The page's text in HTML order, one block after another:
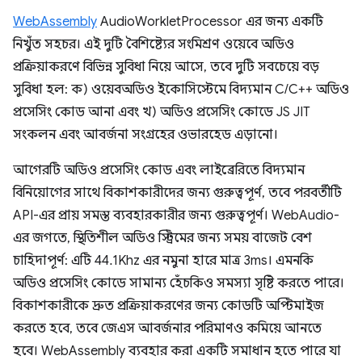
WebAssembly AudioWorkletProcessor এর জন্য একটি
নিখুঁত সহচর। এই দুটি বৈশিষ্ট্যের সংমিশ্রণ ওয়েবে অডিও
প্রক্রিয়াকরণে বিভিন্ন সুবিধা নিয়ে আসে, তবে দুটি সবচেয়ে বড়
সুবিধা হল: ক) ওয়েবঅডিও ইকোসিস্টেমে বিদ্যমান C/C++ অডিও
প্রসেসিং কোড আনা এবং খ) অডিও প্রসেসিং কোডে JS JIT
সংকলন এবং আবর্জনা সংগ্রহের ওভারহেড এড়ানো।
আগেরটি অডিও প্রসেসিং কোড এবং লাইব্রেরিতে বিদ্যমান
বিনিয়োগের সাথে বিকাশকারীদের জন্য গুরুত্বপূর্ণ, তবে পরবর্তীটি
API-এর প্রায় সমস্ত ব্যবহারকারীর জন্য গুরুত্বপূর্ণ। WebAudio-
এর জগতে, স্থিতিশীল অডিও স্ট্রিমের জন্য সময় বাজেট বেশ
চাহিদাপূর্ণ: এটি 44.1Khz এর নমুনা হারে মাত্র 3ms। এমনকি
অডিও প্রসেসিং কোডে সামান্য হেঁচকিও সমস্যা সৃষ্টি করতে পারে।
বিকাশকারীকে দ্রুত প্রক্রিয়াকরণের জন্য কোডটি অপ্টিমাইজ
করতে হবে, তবে জেএস আবর্জনার পরিমাণও কমিয়ে আনতে
হবে। WebAssembly ব্যবহার করা একটি সমাধান হতে পারে যা